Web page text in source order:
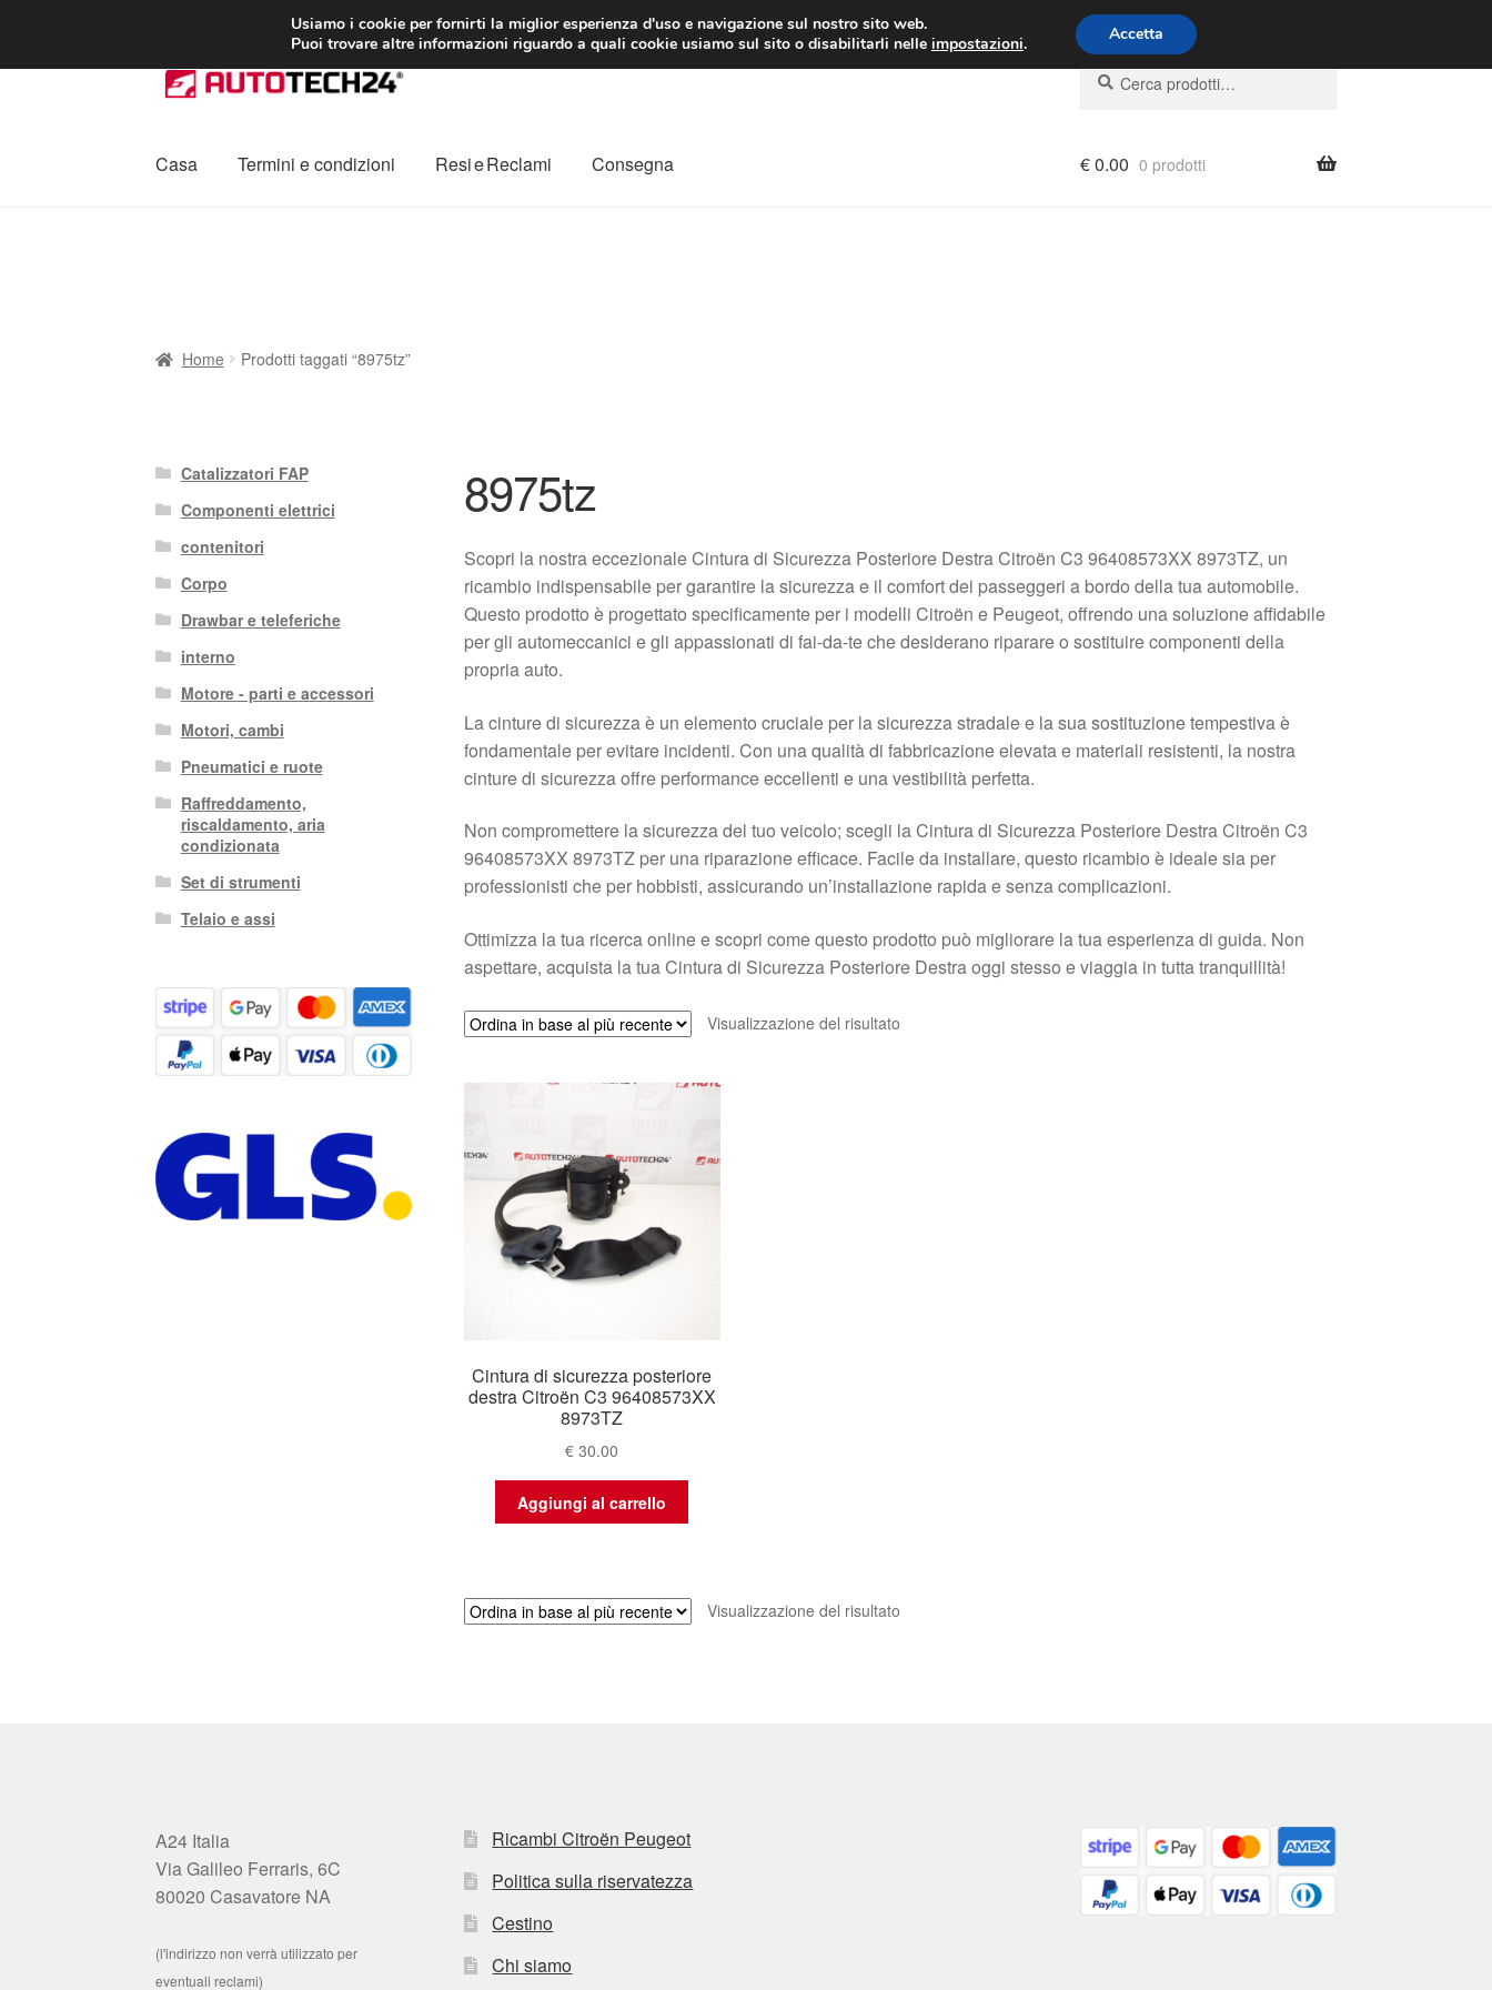
CONSEGNA da 7 EUR Lun-Ven 9:00 - 16:00 800 580 290
Vai
alla
Vai
al
Cerca:
Cerca
Casa Termini e condizioni Resi e Reclami Consegna €0.00 0 prodotti
Home Prodotti taggati “8975tz”
8975tz
Scopri la nostra eccezionale Cintura di Sicurezza Posteriore Destra Citroën C3 96408573XX 8973TZ, un
ricambio indispensabile per garantire la sicurezza e il comfort dei passeggeri a bordo della tua automobile.
Questo prodotto è progettato specificamente per i modelli Citroën e Peugeot, offrendo una soluzione affidabile
per gli automeccanici e gli appassionati di fai-da-te che desiderano riparare o sostituire componenti della
propria auto.
La cinture di sicurezza è un elemento cruciale per la sicurezza stradale e la sua sostituzione tempestiva è
fondamentale per evitare incidenti. Con una qualità di fabbricazione elevata e materiali resistenti, la nostra
cinture di sicurezza offre performance eccellenti e una vestibilità perfetta.
Non compromettere la sicurezza del tuo veicolo; scegli la Cintura di Sicurezza Posteriore Destra Citroën C3
96408573XX 8973TZ per una riparazione efficace. Facile da installare, questo ricambio è ideale sia per
professionisti che per hobbisti, assicurando un’installazione rapida e senza complicazioni.
Ottimizza la tua ricerca online e scopri come questo prodotto può migliorare la tua esperienza di guida. Non
aspettare, acquista la tua Cintura di Sicurezza Posteriore Destra oggi stesso e viaggia in tutta tranquillità!
Visualizzazione del risultato
Cintura di sicurezza posteriore
destra Citroën C3 96408573XX
8973TZ
€ 30.00
Aggiungi al carrello
Visualizzazione del risultato
Catalizzatori FAP
Componenti elettrici
contenitori
Corpo
Drawbar e teleferiche
interno
Motore - parti e accessori
Motori, cambi
Pneumatici e ruote
Raffreddamento,
riscaldamento, aria
condizionata
Set di strumenti
Telaio e assi
A24 Italia
Via Galileo Ferraris, 6C
80020 Casavatore NA
(l'indirizzo non verrà utilizzato per
eventuali reclami)
Ricambi Citroën Peugeot
Politica sulla riservatezza
Cestino
Chi siamo
Usiamo i cookie per fornirti la miglior esperienza d'uso e navigazione sul nostro sito web.
Puoi trovare altre informazioni riguardo a quali cookie usiamo sul sito o disabilitarli nelle impostazioni. Accetta